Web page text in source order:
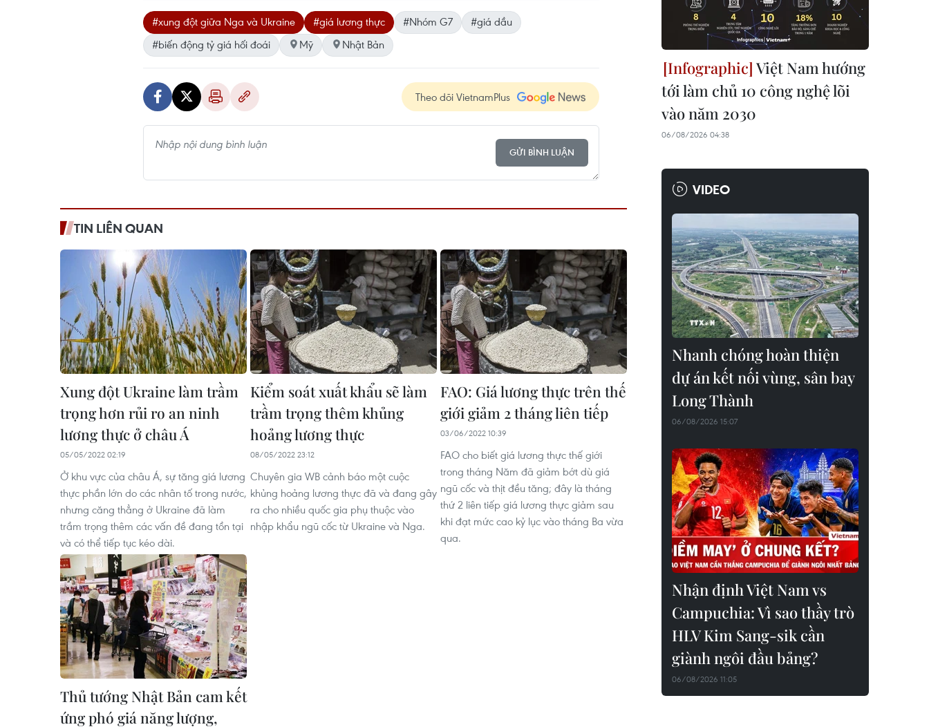
#xung đột giữa Nga và Ukraine #giá lương thực #Nhóm G7
#giá dầu
#biến động tỷ giá hối đoái
Mỹ Nhật Bản
Theo dõi VietnamPlus
GỬI BÌNH LUẬN
TIN LIÊN QUAN
Xung đột Ukraine làm trầm
trọng hơn rủi ro an ninh
lương thực ở châu Á
05/05/2022 02:19
Ở khu vực của châu Á, sự tăng giá lương
thực phần lớn do các nhân tố trong nước,
nhưng căng thẳng ở Ukraine đã làm
trầm trọng thêm các vấn đề đang tồn tại
và có thể tiếp tục kéo dài.
Kiểm soát xuất khẩu sẽ làm
trầm trọng thêm khủng
hoảng lương thực
08/05/2022 23:12
Chuyên gia WB cảnh báo một cuộc
khủng hoảng lương thực đã và đang gây
ra cho nhiều quốc gia phụ thuộc vào
nhập khẩu ngũ cốc từ Ukraine và Nga.
FAO: Giá lương thực trên thế
giới giảm 2 tháng liên tiếp
03/06/2022 10:39
FAO cho biết giá lương thực thế giới
trong tháng Năm đã giảm bớt dù giá
ngũ cốc và thịt đều tăng; đây là tháng
thứ 2 liên tiếp giá lương thực giảm sau
khi đạt mức cao kỷ lục vào tháng Ba vừa
qua.
Thủ tướng Nhật Bản cam kết
ứng phó giá năng lượng,
Việt Nam hướng
tới làm chủ 10 công nghệ lõi
vào năm 2030
06/08/2026 04:38
VIDEO
Nhanh chóng hoàn thiện
dự án kết nối vùng, sân bay
Long Thành
06/08/2026 15:07
Nhận định Việt Nam vs
Campuchia: Vì sao thầy trò
HLV Kim Sang-sik cần
giành ngôi đầu bảng?
06/08/2026 11:05